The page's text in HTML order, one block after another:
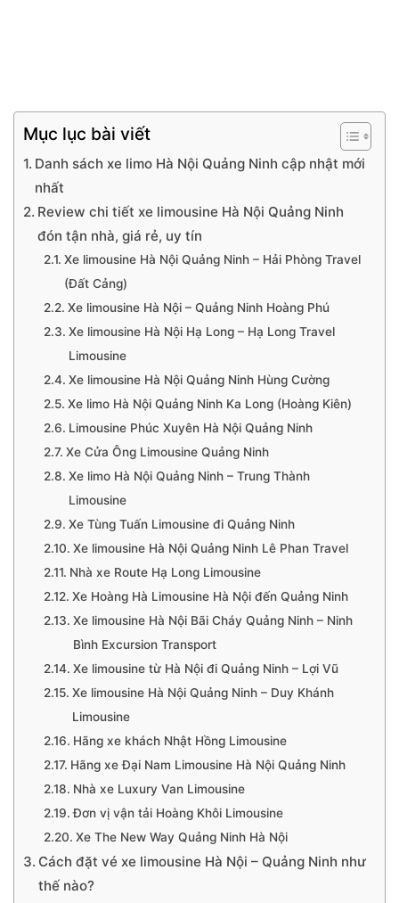
Mục lục bài viết
Danh sách xe limo Hà Nội Quảng Ninh cập nhật mới
nhất
Review chi tiết xe limousine Hà Nội Quảng Ninh
đón tận nhà, giá rẻ, uy tín
Xe limousine Hà Nội Quảng Ninh – Hải Phòng Travel
(Đất Cảng)
Xe limousine Hà Nội – Quảng Ninh Hoàng Phú
Xe limousine Hà Nội Hạ Long – Hạ Long Travel
Limousine
Xe limousine Hà Nội Quảng Ninh Hùng Cường
Xe limo Hà Nội Quảng Ninh Ka Long (Hoàng Kiên)
Limousine Phúc Xuyên Hà Nội Quảng Ninh
Xe Cửa Ông Limousine Quảng Ninh
Xe limo Hà Nội Quảng Ninh – Trung Thành
Limousine
Xe Tùng Tuấn Limousine đi Quảng Ninh
Xe limousine Hà Nội Quảng Ninh Lê Phan Travel
Nhà xe Route Hạ Long Limousine
Xe Hoàng Hà Limousine Hà Nội đến Quảng Ninh
Xe limousine Hà Nội Bãi Cháy Quảng Ninh – Ninh
Bình Excursion Transport
Xe limousine từ Hà Nội đi Quảng Ninh – Lợi Vũ
Xe limousine Hà Nội Quảng Ninh – Duy Khánh
Limousine
Hãng xe khách Nhật Hồng Limousine
Hãng xe Đại Nam Limousine Hà Nội Quảng Ninh
Nhà xe Luxury Van Limousine
Đơn vị vận tải Hoàng Khôi Limousine
Xe The New Way Quảng Ninh Hà Nội
Cách đặt vé xe limousine Hà Nội – Quảng Ninh như
thế nào?